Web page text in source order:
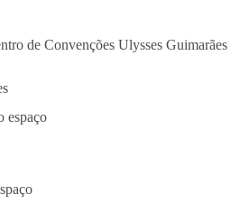
de Convenções Ulysses Guimarães